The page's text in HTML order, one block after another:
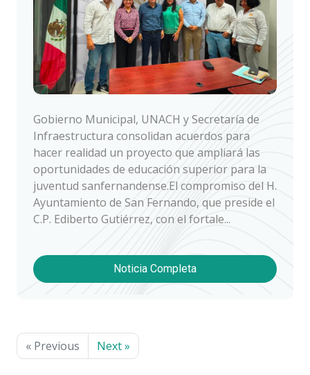
Gobierno Municipal, UNACH y Secretaría de
Infraestructura consolidan acuerdos para
hacer realidad un proyecto que ampliará las
oportunidades de educación superior para la
juventud sanfernandense.El compromiso del H.
Ayuntamiento de San Fernando, que preside el
C.P. Ediberto Gutiérrez, con el fortale...
Noticia Completa
« Previous Next »